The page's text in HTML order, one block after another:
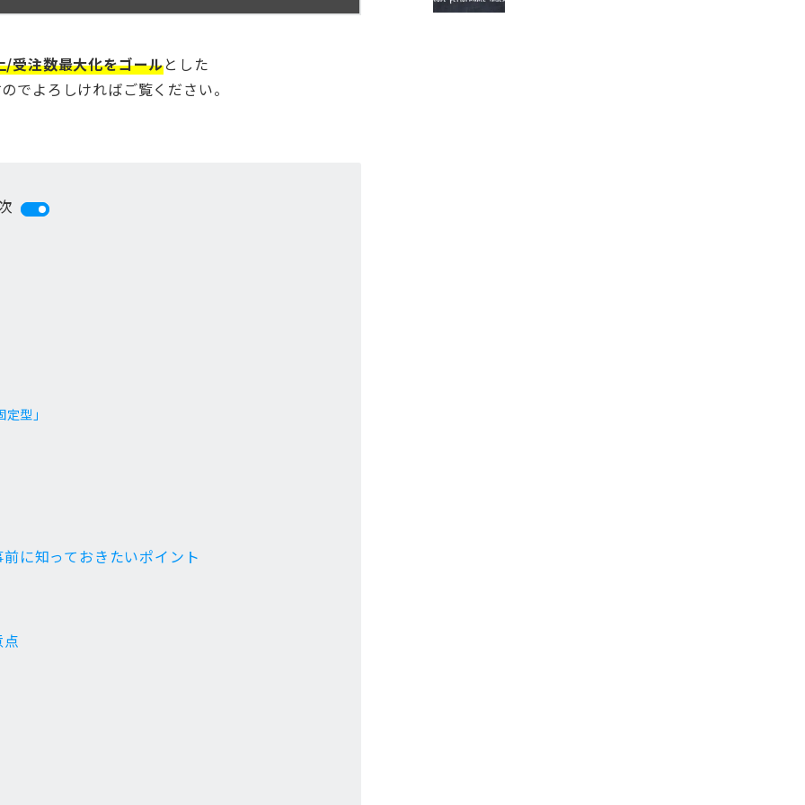
/受注数最大化をゴールとした
でよろしければご覧ください。
型」
に知っておきたいポイント